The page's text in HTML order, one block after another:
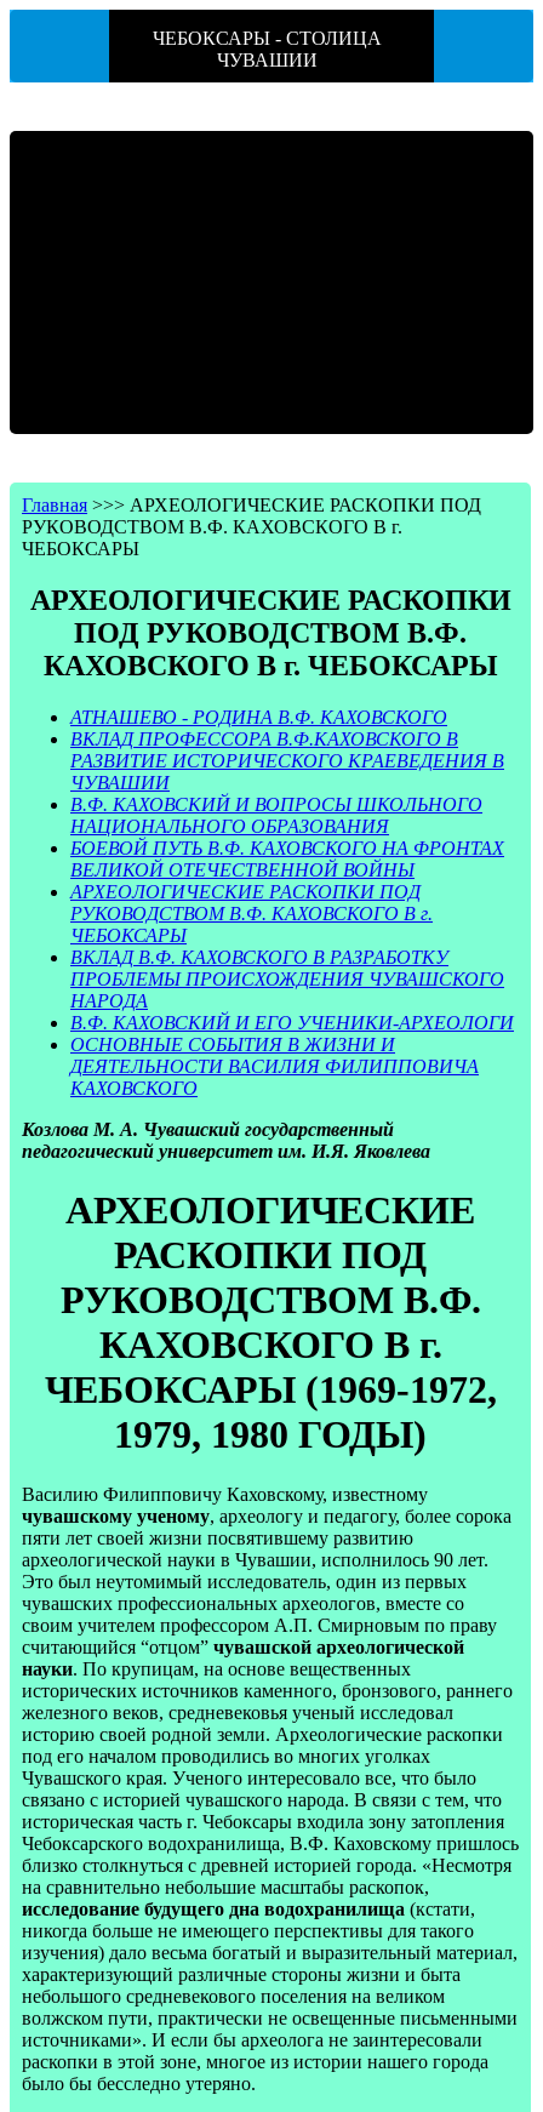
ЧЕБОКСАРЫ - СТОЛИЦА
ЧУВАШИИ
Главная >>> АРХЕОЛОГИЧЕСКИЕ РАСКОПКИ ПОД
РУКОВОДСТВОМ В.Ф. КАХОВСКОГО В г.
ЧЕБОКСАРЫ
АРХЕОЛОГИЧЕСКИЕ РАСКОПКИ
ПОД РУКОВОДСТВОМ В.Ф.
КАХОВСКОГО В г. ЧЕБОКСАРЫ
АТНАШЕВО - РОДИНА В.Ф. КАХОВСКОГО
ВКЛАД ПРОФЕССОРА В.Ф.КАХОВСКОГО В
РАЗВИТИЕ ИСТОРИЧЕСКОГО КРАЕВЕДЕНИЯ В
ЧУВАШИИ
В.Ф. КАХОВСКИЙ И ВОПРОСЫ ШКОЛЬНОГО
НАЦИОНАЛЬНОГО ОБРАЗОВАНИЯ
БОЕВОЙ ПУТЬ В.Ф. КАХОВСКОГО НА ФРОНТАХ
ВЕЛИКОЙ ОТЕЧЕСТВЕННОЙ ВОЙНЫ
АРХЕОЛОГИЧЕСКИЕ РАСКОПКИ ПОД
РУКОВОДСТВОМ В.Ф. КАХОВСКОГО В г.
ЧЕБОКСАРЫ
ВКЛАД В.Ф. КАХОВСКОГО В РАЗРАБОТКУ
ПРОБЛЕМЫ ПРОИСХОЖДЕНИЯ ЧУВАШСКОГО
НАРОДА
В.Ф. КАХОВСКИЙ И ЕГО УЧЕНИКИ-АРХЕОЛОГИ
ОСНОВНЫЕ СОБЫТИЯ В ЖИЗНИ И
ДЕЯТЕЛЬНОСТИ ВАСИЛИЯ ФИЛИППОВИЧА
КАХОВСКОГО
Козлова М. А. Чувашский государственный
педагогический университет им. И.Я. Яковлева
АРХЕОЛОГИЧЕСКИЕ
РАСКОПКИ ПОД
РУКОВОДСТВОМ В.Ф.
КАХОВСКОГО В г.
ЧЕБОКСАРЫ (1969-1972,
1979, 1980 ГОДЫ)
Василию Филипповичу Каховскому, известному
чувашскому ученому, археологу и педагогу, более сорока
пяти лет своей жизни посвятившему развитию
археологической науки в Чувашии, исполнилось 90 лет.
Это был неутомимый исследователь, один из первых
чувашских профессиональных археологов, вместе со
своим учителем профессором А.П. Смирновым по праву
считающийся “отцом” чувашской археологической
науки. По крупицам, на основе вещественных
исторических источников каменного, бронзового, раннего
железного веков, средневековья ученый исследовал
историю своей родной земли. Археологические раскопки
под его началом проводились во многих уголках
Чувашского края. Ученого интересовало все, что было
связано с историей чувашского народа. В связи с тем, что
историческая часть г. Чебоксары входила зону затопления
Чебоксарского водохранилища, В.Ф. Каховскому пришлось
близко столкнуться с древней историей города. «Несмотря
на сравнительно небольшие масштабы раскопок,
исследование будущего дна водохранилища (кстати,
никогда больше не имеющего перспективы для такого
изучения) дало весьма богатый и выразительный материал,
характеризующий различные стороны жизни и быта
небольшого средневекового поселения на великом
волжском пути, практически не освещенные письменными
источниками». И если бы археолога не заинтересовали
раскопки в этой зоне, многое из истории нашего города
было бы бесследно утеряно.